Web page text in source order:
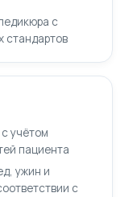
с
стандартов
учётом
пациента
ужин и
с